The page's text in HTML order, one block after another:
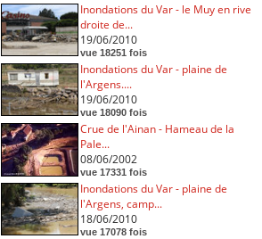
Inondations du Var - le Muy en rive
droite de...
19/06/2010
vue 18251 fois
Inondations du Var - plaine de
l'Argens....
19/06/2010
vue 18090 fois
Crue de l'Ainan - Hameau de la
Pale...
08/06/2002
vue 17331 fois
Inondations du Var - plaine de
l'Argens, camp...
18/06/2010
vue 17078 fois